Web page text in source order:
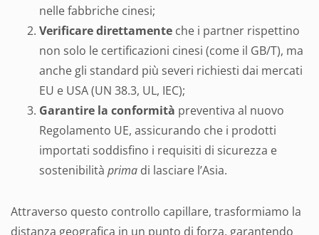
nelle fabbriche cinesi;
Verificare direttamente che i partner rispettino
non solo le certificazioni cinesi (come il GB/T), ma
anche gli standard più severi richiesti dai mercati
EU e USA (UN 38.3, UL, IEC);
Garantire la conformità preventiva al nuovo
Regolamento UE, assicurando che i prodotti
importati soddisfino i requisiti di sicurezza e
sostenibilità prima di lasciare l’Asia.
Attraverso questo controllo capillare, trasformiamo la
distanza geografica in un punto di forza, garantendo